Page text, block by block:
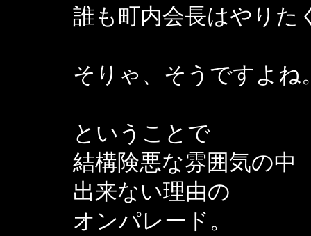
誰も町内会長はやりた
そりゃ、そうですよね
ということで
結構険悪な雰囲気の中
出来ない理由の
オンパレード。